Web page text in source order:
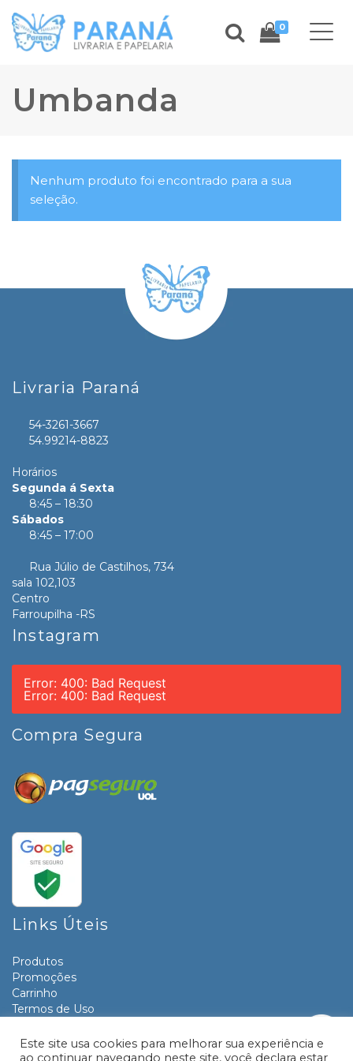
0
Umbanda
Nenhum produto foi encontrado para a sua
seleção.
Livraria Paraná
54-3261-3667
54.99214-8823
Horários
Segunda á Sexta
8:45 – 18:30
Sábados
8:45 – 17:00
Rua Júlio de Castilhos, 734
sala 102,103
Centro
Farroupilha -RS
Instagram
Error: 400: Bad Request
Error: 400: Bad Request
Compra Segura
Links Úteis
Produtos
Promoções
Carrinho
Termos de Uso
Contato
Este site usa cookies para melhorar sua experiência e
ao continuar navegando neste site, você declara estar